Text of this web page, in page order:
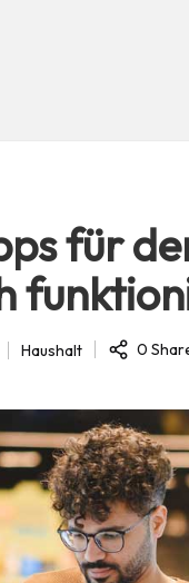
für
Posted
Haushalt 0